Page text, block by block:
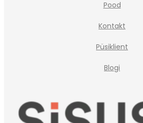
Pood
Kontakt
Püsiklient
Blogi